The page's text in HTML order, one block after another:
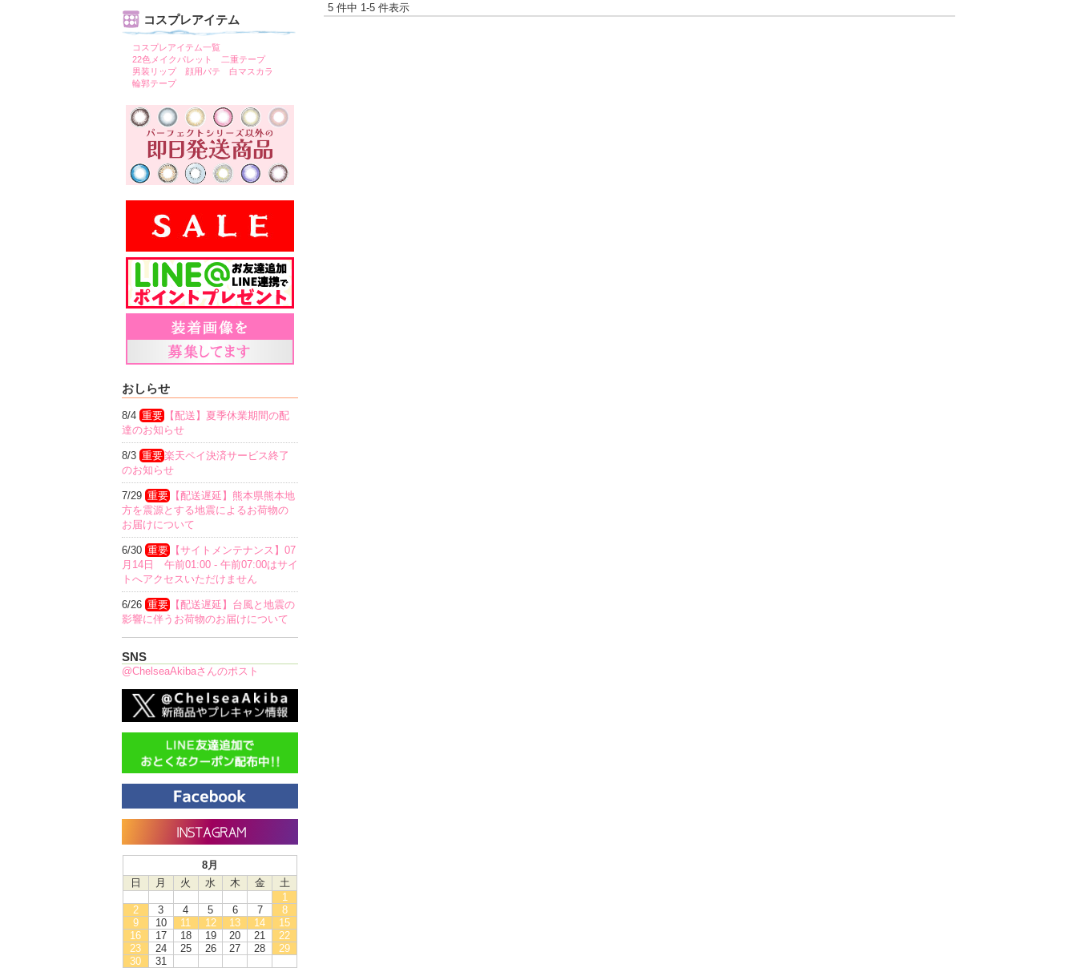
コスプレアイテム
コスプレアイテム一覧
22色メイクパレット
二重テープ
男装リップ
顔用パテ
白マスカラ
輪郭テープ
おしらせ
8/4 重要
【配送】夏季休業期間の配
達のお知らせ
8/3 重要楽天ペイ決済サービス終了
のお知らせ
7/29 重要
【配送遅延】熊本県熊本地
方を震源とする地震によるお荷物の
お届けについて
6/30 重要
【サイトメンテナンス】07
月14日 午前01:00 - 午前07:00はサイ
トへアクセスいただけません
6/26 重要
【配送遅延】台風と地震の
影響に伴うお荷物のお届けについて
SNS
@ChelseaAkibaさんのポスト
8月
日
月 火 水 木 金
土
1
2
3 4 5 6 7
8
9
10 11 12 13 14
15
16
17 18 19 20 21
22
23
24 25 26 27 28
29
30
31
5 件中 1-5 件表示